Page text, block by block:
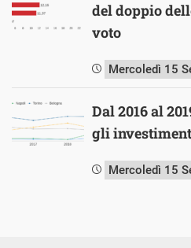
del doppio
voto
Mercoledì 15
Dal 2016 al
gli
Mercoledì 15